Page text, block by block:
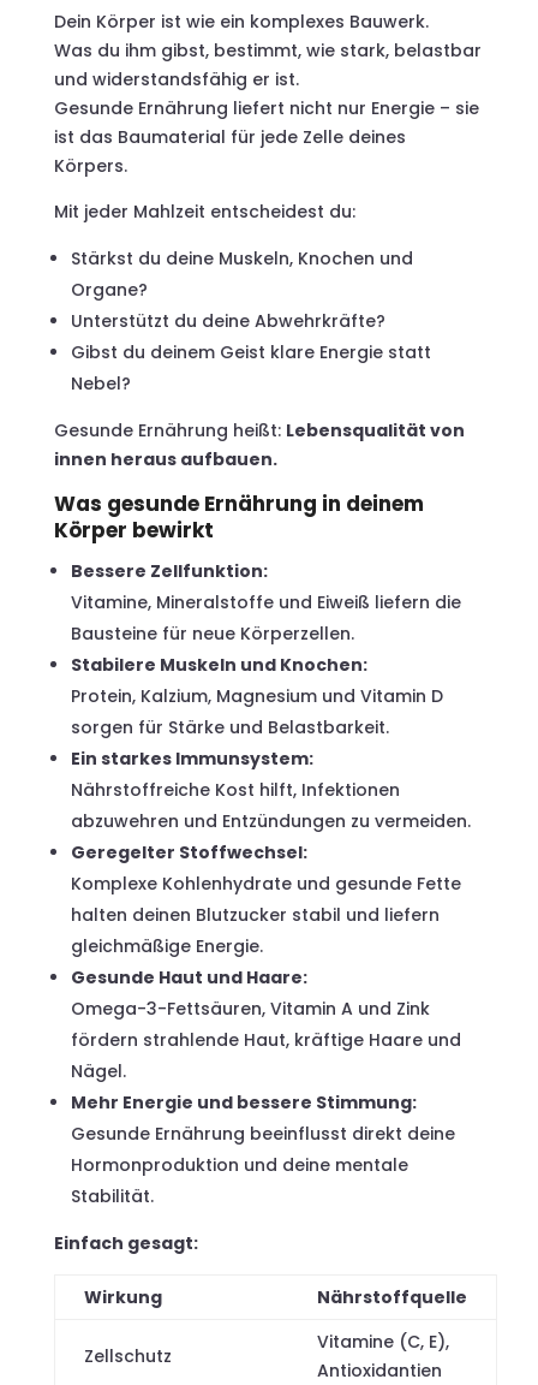
Dein Körper ist wie ein komplexes Bauwerk.
Was du ihm gibst, bestimmt, wie stark, belastbar
und widerstandsfähig er ist.
Gesunde Ernährung liefert nicht nur Energie – sie
ist das Baumaterial für jede Zelle deines
Körpers.
Mit jeder Mahlzeit entscheidest du:
Stärkst du deine Muskeln, Knochen und
Organe?
Unterstützt du deine Abwehrkräfte?
Gibst du deinem Geist klare Energie statt
Nebel?
Gesunde Ernährung heißt: Lebensqualität von
innen heraus aufbauen.
Was gesunde Ernährung in deinem
Körper bewirkt
Bessere Zellfunktion:
Vitamine, Mineralstoffe und Eiweiß liefern die
Bausteine für neue Körperzellen.
Stabilere Muskeln und Knochen:
Protein, Kalzium, Magnesium und Vitamin D
sorgen für Stärke und Belastbarkeit.
Ein starkes Immunsystem:
Nährstoffreiche Kost hilft, Infektionen
abzuwehren und Entzündungen zu vermeiden.
Geregelter Stoffwechsel:
Komplexe Kohlenhydrate und gesunde Fette
halten deinen Blutzucker stabil und liefern
gleichmäßige Energie.
Gesunde Haut und Haare:
Omega-3-Fettsäuren, Vitamin A und Zink
fördern strahlende Haut, kräftige Haare und
Nägel.
Mehr Energie und bessere Stimmung:
Gesunde Ernährung beeinflusst direkt deine
Hormonproduktion und deine mentale
Stabilität.
Einfach gesagt:
Wirkung Nährstoffquelle
Zellschutz
Vitamine (C, E),
Antioxidantien